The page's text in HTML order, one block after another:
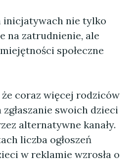
inicjatywach nie tylko
na zatrudnienie, ale
społeczne
że coraz więcej rodziców
swoich dzieci
alternatywne kanały.
liczba ogłoszeń
w reklamie wzrosła o